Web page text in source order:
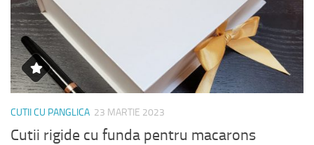
CUTII CU PANGLICA 23 MARTIE 2023
Cutii rigide cu funda pentru macarons